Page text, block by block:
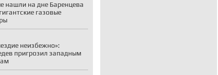
нашли на дне Баренцева
газовые
неизбежно»:
пригрозил западным